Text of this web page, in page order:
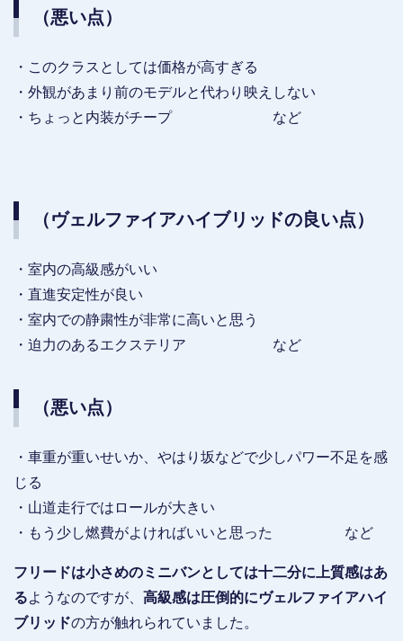
（悪い点）
・このクラスとしては価格が高すぎる
・外観があまり前のモデルと代わり映えしない
・ちょっと内装がチープ など
（ヴェルファイアハイブリッドの良い点）
・室内の高級感がいい
・直進安定性が良い
・室内での静粛性が非常に高いと思う
・迫力のあるエクステリア など
（悪い点）
・車重が重いせいか、やはり坂などで少しパワー不足を感
じる
・山道走行ではロールが大きい
・もう少し燃費がよければいいと思った など
フリードは小さめのミニバンとしては十二分に上質感はあ
るようなのですが、 高級感は圧倒的にヴェルファイアハイ
ブリッドの方が触れられていました。